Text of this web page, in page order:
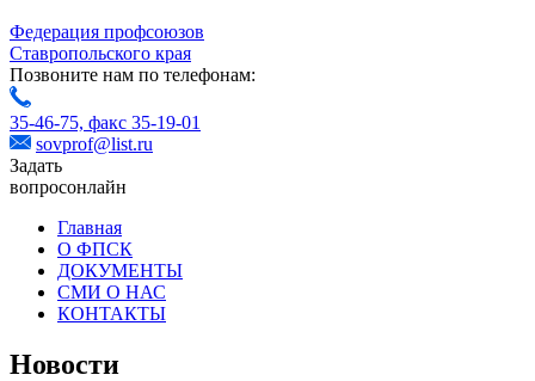
Федерация профсоюзов
Ставропольского края
Позвоните нам по телефонам:
35-46-75, факс 35-19-01
sovprof@list.ru
Задать
вопросонлайн
Главная
О ФПСК
ДОКУМЕНТЫ
СМИ О НАС
КОНТАКТЫ
Новости